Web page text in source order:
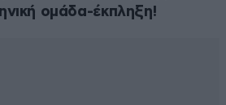
ομάδα-έκπληξη!